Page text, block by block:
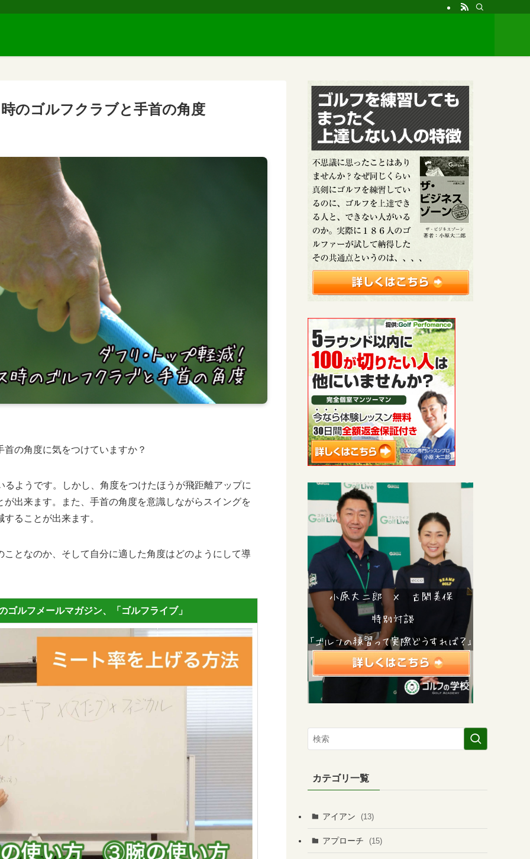
のゴルフクラブと手首の角度
の角度に気をつけていますか？
ようです。しかし、角度をつけたほうが飛距離アップに
出来ます。また、手首の角度を意識しながらスイングを
ることが出来ます。
となのか、そして自分に適した角度はどのようにして導
ルフメールマガジン、「ゴルフライブ」
カテゴリ一覧
アイアン (13)
アプローチ (15)